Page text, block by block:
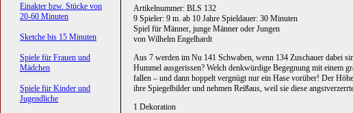
Artikelnummer: BLS 132
9 Spieler: 9 m. ab 10 Jahre Spieldauer: 30 Minuten
Spiel für Männer, junge Männer oder Jungen
von Wilhelm Engelhardt
Aus 7 werden im Nu 141 Schwaben, wenn 134 Zuschauer dabei
Hummel ausgerissen? Welch denkwürdige Begegnung mit einem
fallen – und dann hoppelt vergnügt nur ein Hase vorüber! Der
ihre Spiegelbilder und nehmen Reißaus, weil sie diese
1 Dekoration
Einakter bzw. Stücke von
20-60 Minuten
Sketche bis 15 Minuten
Spiele für Frauen und
Mädchen
Spiele für Kinder und
Jugendliche